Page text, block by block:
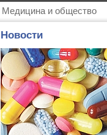
Медицина и общество
Новости